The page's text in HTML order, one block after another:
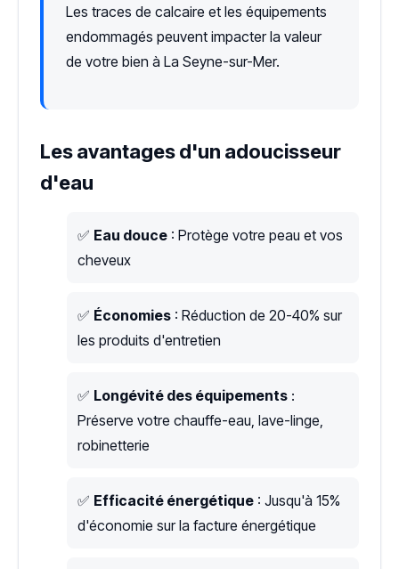
Les traces de calcaire et les équipements
endommagés peuvent impacter la valeur
de votre bien à La Seyne-sur-Mer.
Les avantages d'un adoucisseur
d'eau
✅ Eau douce : Protège votre peau et vos
cheveux
✅ Économies : Réduction de 20-40% sur
les produits d'entretien
✅ Longévité des équipements :
Préserve votre chauffe-eau, lave-linge,
robinetterie
✅ Efficacité énergétique : Jusqu'à 15%
d'économie sur la facture énergétique